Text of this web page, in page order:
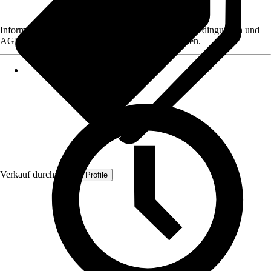
Verkauf durch: Quest Profile
Informationen des Verkäufers, wie z. B. Rückgabebedingungen und
AGB, finden Sie bei Klick auf den Verkäufernamen.